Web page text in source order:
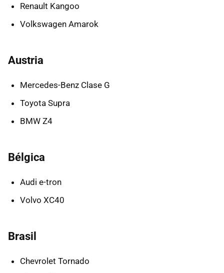
Renault Kangoo
Volkswagen Amarok
Austria
Mercedes-Benz Clase G
Toyota Supra
BMW Z4
Bélgica
Audi e-tron
Volvo XC40
Brasil
Chevrolet Tornado